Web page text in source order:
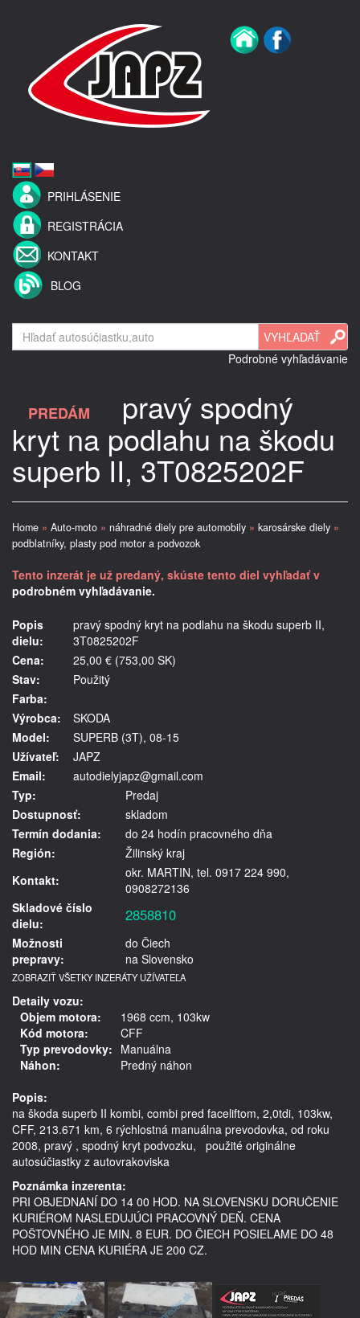
PRIHLÁSENIE
REGISTRÁCIA
KONTAKT
BLOG
Podrobné vyhľadávanie
PREDÁM pravý spodný
kryt na podlahu na škodu
superb II, 3T0825202F
Home » Auto-moto » náhradné diely pre automobily » karosárske diely »
podblatníky, plasty pod motor a podvozok
Tento inzerát je už predaný, skúste tento diel vyhľadať v
podrobném vyhľadávanie.
Popis
dielu:
pravý spodný kryt na podlahu na škodu superb II,
3T0825202F
Cena:
25,00 € (753,00 SK)
Stav:
Použitý
Farba:
Výrobca:
SKODA
Model:
SUPERB (3T), 08-15
Užívateľ:
JAPZ
Email:
autodielyjapz@gmail.com
Typ:
Predaj
Dostupnosť:
skladom
Termín dodania:
do 24 hodín pracovného dňa
Región:
Žilinský kraj
Kontakt:
okr. MARTIN, tel. 0917 224 990,
0908272136
Skladové číslo
dielu:
2858810
Možnosti
prepravy:
do Čiech
na Slovensko
ZOBRAZIŤ VŠETKY INZERÁTY UŽÍVATEĽA
Detaily vozu:
Objem motora:
1968 ccm, 103kw
Kód motora:
CFF
Typ prevodovky: Manuálna
Náhon:
Predný náhon
Popis:
na škoda superb II kombi, combi pred faceliftom, 2,0tdi, 103kw,
CFF, 213.671 km, 6 rýchlostná manuálna prevodovka, od roku
2008, pravý , spodný kryt podvozku,   použité originálne
autosúčiastky z autovrakoviska
Poznámka inzerenta:
PRI OBJEDNANÍ DO 14 00 HOD. NA SLOVENSKU DORUČENIE
KURIÉROM NASLEDUJÚCI PRACOVNÝ DEŇ. CENA
POŠTOVNÉHO JE MIN. 8 EUR. DO ČIECH POSIELAME DO 48
HOD MIN CENA KURIÉRA JE 200 CZ.